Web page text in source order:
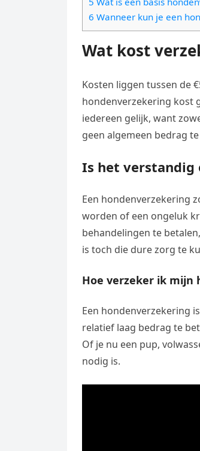
6 Wanneer kun je een
Wat kost
Kosten liggen tussen de
hondenverzekering kost
iedereen gelijk, want
geen algemeen bedrag
Is het verstandig
Een hondenverzekering
worden of een ongeluk
behandelingen te
is toch die dure zorg te
Hoe verzeker ik mijn
Een hondenverzekering
relatief laag bedrag te
Of je nu een pup,
nodig is.